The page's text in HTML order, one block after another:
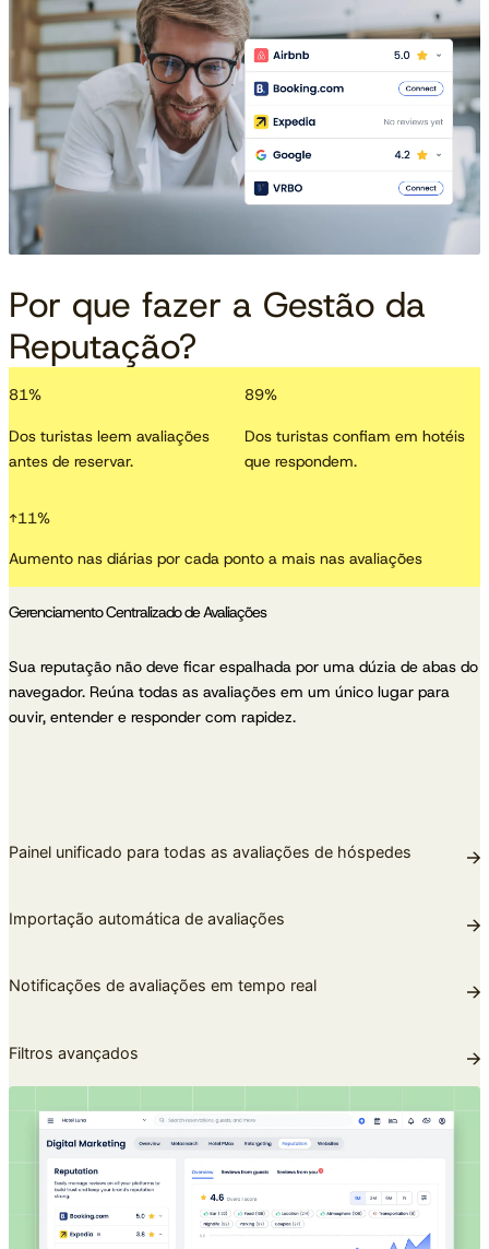
Por que fazer a Gestão da
Reputação?
81%
Dos turistas leem avaliações
antes de reservar.
89%
Dos turistas confiam em hotéis
que respondem.
↑11%
Aumento nas diárias por cada ponto a mais nas avaliações
Gerenciamento Centralizado de Avaliações
Sua reputação não deve ficar espalhada por uma dúzia de abas do
navegador. Reúna todas as avaliações em um único lugar para
ouvir, entender e responder com rapidez.
Painel unificado para todas as avaliações de hóspedes
Importação automática de avaliações
Notificações de avaliações em tempo real
Filtros avançados